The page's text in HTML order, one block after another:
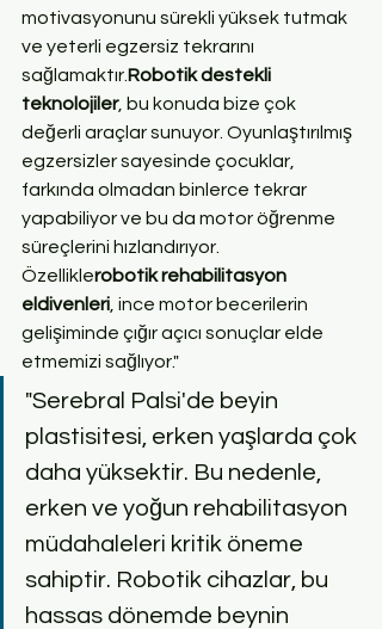
motivasyonunu sürekli yüksek tutmak
ve yeterli egzersiz tekrarını
sağlamaktır. Robotik destekli
teknolojiler, bu konuda bize çok
değerli araçlar sunuyor. Oyunlaştırılmış
egzersizler sayesinde çocuklar,
farkında olmadan binlerce tekrar
yapabiliyor ve bu da motor öğrenme
süreçlerini hızlandırıyor.
Özelliklerobotik rehabilitasyon
eldivenleri , ince motor becerilerin
gelişiminde çığır açıcı sonuçlar elde
etmemizi sağlıyor."
"Serebral Palsi'de beyin
plastisitesi, erken yaşlarda çok
daha yüksektir. Bu nedenle,
erken ve yoğun rehabilitasyon
müdahaleleri kritik öneme
sahiptir. Robotik cihazlar, bu
hassas dönemde beynin